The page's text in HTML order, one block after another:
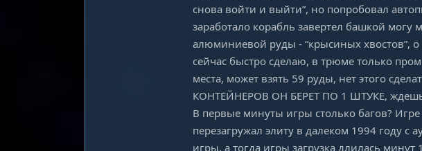
снова войти и выйти”, но попробовал
заработало корабль завертел башкой
алюминиевой руды - “крысиных хвостов”,
сейчас быстро сделаю, в трюме только
места, может взять 59 руды, нет этого
КОНТЕЙНЕРОВ ОН БЕРЕТ ПО 1 ШТУКЕ, ждешь
В первые минуты игры столько багов? Игре
перезагружал элиту в далеком 1994 году
игры, а тогда игры загрузка длилась